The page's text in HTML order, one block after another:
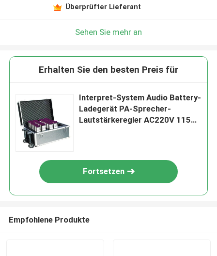
Überprüfter Lieferant
Sehen Sie mehr an
Erhalten Sie den besten Preis für
Interpret-System Audio Battery-
Ladegerät PA-Sprecher-
Lautstärkeregler AC220V 115V
Fortsetzen
Empfohlene Produkte